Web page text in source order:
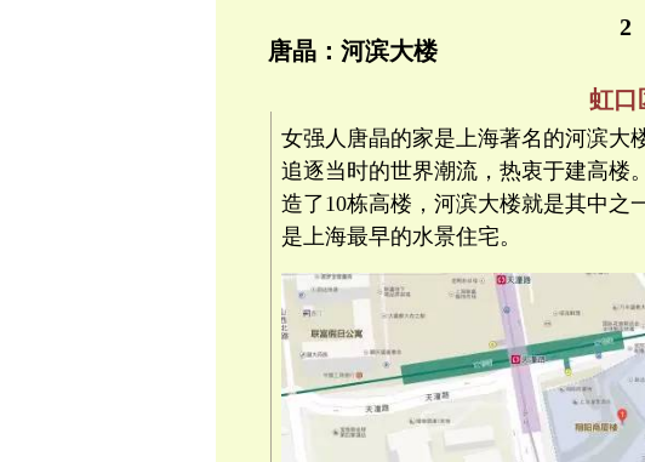
2
唐晶：河滨大楼
虹口
女强人唐晶的家是上海著名的河滨大
追逐当时的世界潮流，热衷于建高楼
造了10栋高楼，河滨大楼就是其中之
是上海最早的水景住宅。